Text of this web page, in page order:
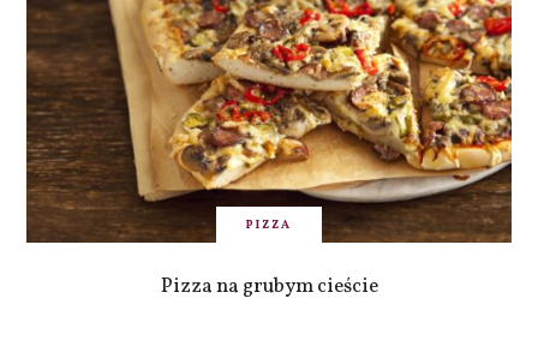
PIZZA
Pizza na grubym cieście